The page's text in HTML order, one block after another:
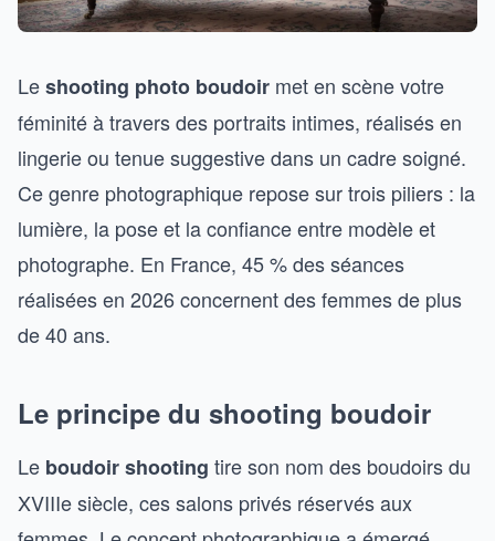
Leshooting photo boudoir met en scène votre
féminité à travers des portraits intimes, réalisés en
lingerie ou tenue suggestive dans un cadre soigné.
Ce genre photographique repose sur trois piliers : la
lumière, la pose et la confiance entre modèle et
photographe. En France, 45 % des séances
réalisées en 2026 concernent des femmes de plus
de 40 ans.
Le principe du shooting boudoir
Le boudoir shooting tire son nom des boudoirs du
XVIIIe siècle, ces salons privés réservés aux